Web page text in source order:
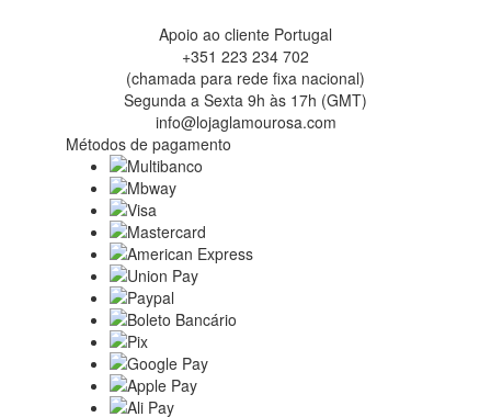
Apoio ao cliente Portugal
+351 223 234 702
(chamada para rede fixa nacional)
Segunda a Sexta 9h às 17h (GMT)
info@lojaglamourosa.com
Métodos de pagamento